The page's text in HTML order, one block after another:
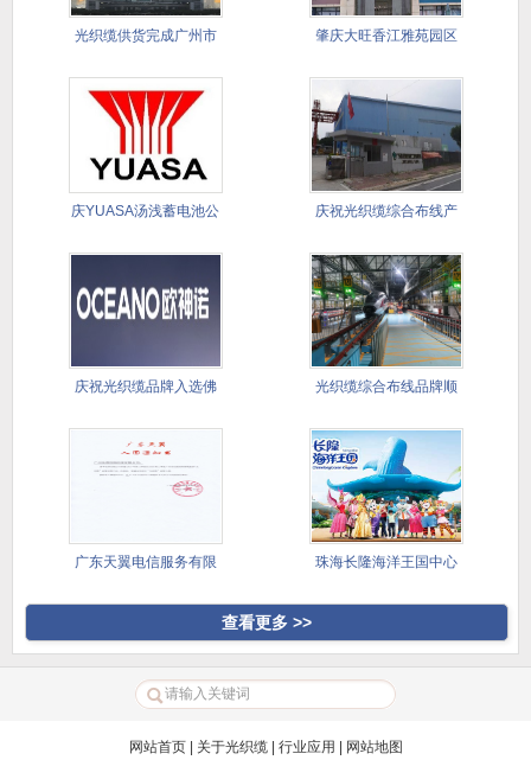
光织缆供货完成广州市 肇庆大旺香江雅苑园区
庆YUASA汤浅蓄电池公 庆祝光织缆综合布线产
庆祝光织缆品牌入选佛 光织缆综合布线品牌顺
广东天翼电信服务有限 珠海长隆海洋王国中心
查看更多 >>
网站首页| 关于光织缆| 行业应用 | 网站地图